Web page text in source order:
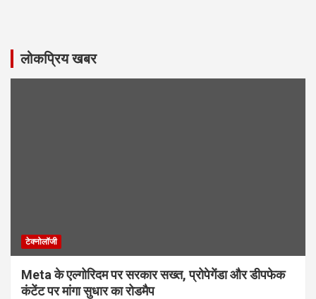
लोकप्रिय खबर
टेक्नोलॉजी
Meta के एल्गोरिदम पर सरकार सख्त, प्रोपेगेंडा और डीपफेक
कंटेंट पर मांगा सुधार का रोडमैप